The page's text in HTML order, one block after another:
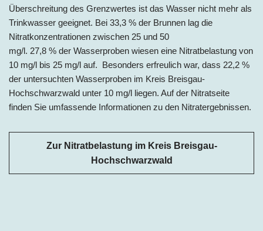
Überschreitung des Grenzwertes ist das Wasser nicht mehr als
Trinkwasser geeignet. Bei 33,3 % der Brunnen lag die
Nitratkonzentrationen zwischen 25 und 50
mg/l. 27,8 % der Wasserproben wiesen eine Nitratbelastung von
10 mg/l bis 25 mg/l auf. Besonders erfreulich war, dass 22,2 %
der untersuchten Wasserproben im Kreis Breisgau-
Hochschwarzwald unter 10 mg/l liegen. Auf der Nitratseite
finden Sie umfassende Informationen zu den Nitratergebnissen.
Zur Nitratbelastung im Kreis Breisgau-
Hochschwarzwald